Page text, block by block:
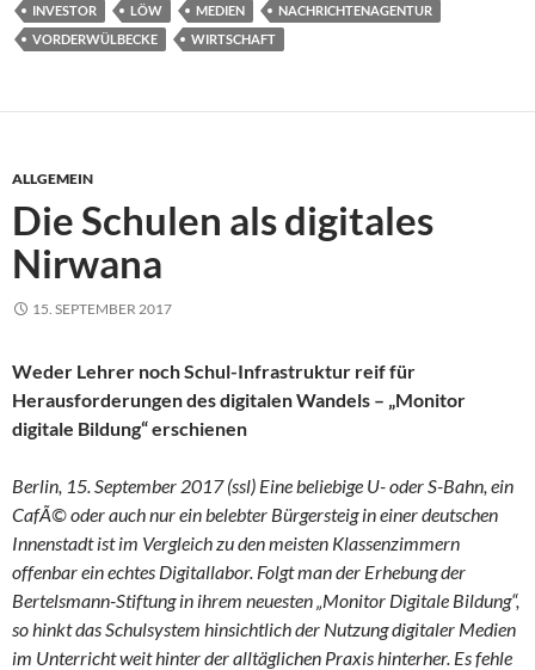
INVESTOR
LÖW MEDIEN
NACHRICHTENAGENTUR
VORDERWÜLBECKE
WIRTSCHAFT
ALLGEMEIN
Die Schulen als digitales
Nirwana
15. SEPTEMBER 2017
Weder Lehrer noch Schul-Infrastruktur reif für
Herausforderungen des digitalen Wandels – „Monitor
digitale Bildung“ erschienen
Berlin, 15. September 2017 (ssl) Eine beliebige U- oder S-Bahn, ein
CafÃ© oder auch nur ein belebter Bürgersteig in einer deutschen
Innenstadt ist im Vergleich zu den meisten Klassenzimmern
offenbar ein echtes Digitallabor. Folgt man der Erhebung der
Bertelsmann-Stiftung in ihrem neuesten „Monitor Digitale Bildung“,
so hinkt das Schulsystem hinsichtlich der Nutzung digitaler Medien
im Unterricht weit hinter der alltäglichen Praxis hinterher. Es fehle